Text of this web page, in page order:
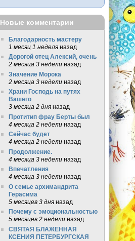
Новые комментарии
Благодарность мастеру
1 месяц 1 неделяназад
Дорогой отец Алексий, очень
2 месяца 3 неделиназад
Значение Морока
2 месяца 3 неделиназад
Храни Господь на путях
Вашего
3 месяца 2 дняназад
Протитип фрау Берты был
4 месяца 2 неделиназад
Сейчас будет
4 месяца 2 неделиназад
Продолжение.
4 месяца 3 неделиназад
Впечатления
4 месяца 3 неделиназад
О семье архимандрита
Герасима
5 месяцев 3 дняназад
Почему с эмоциональностью
5 месяцев 2 неделиназад
СВЯТАЯ БЛАЖЕННАЯ
КСЕНИЯ ПЕТЕРБУРГСКАЯ